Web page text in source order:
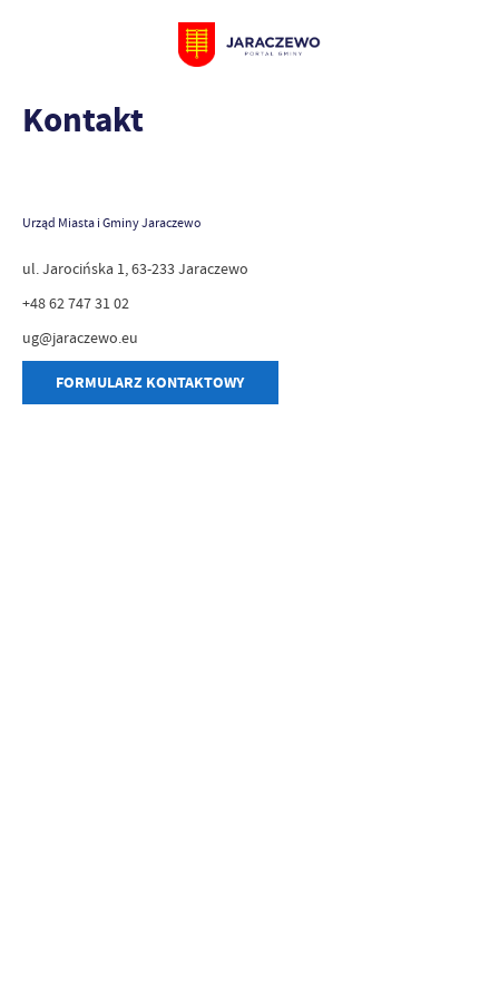
Kontakt
Urząd Miasta i Gminy Jaraczewo
ul. Jarocińska 1, 63-233 Jaraczewo
+48 62 747 31 02
ug@jaraczewo.eu
FORMULARZ KONTAKTOWY